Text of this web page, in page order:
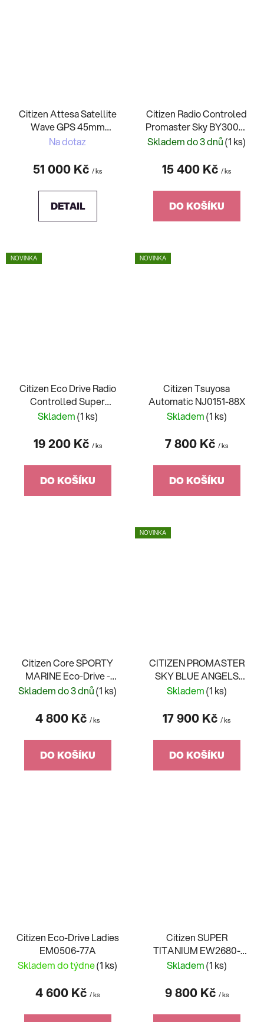
Citizen Attesa Satellite
Wave GPS 45mm
10ATM CC4074-61W
Na dotaz
51 000 Kč / ks
DETAIL
Citizen Radio Controled
Promaster Sky BY3006-
53H
Skladem do 3 dnů(1 ks)
15 400 Kč / ks
DO KOŠÍKU
NOVINKA
Citizen Eco Drive Radio
Controlled Super
Titanium AT8238-84M
Skladem(1 ks)
19 200 Kč / ks
DO KOŠÍKU
NOVINKA
Citizen Tsuyosa
Automatic NJ0151-88X
Skladem(1 ks)
7 800 Kč / ks
DO KOŠÍKU
Citizen Core SPORTY
MARINE Eco-Drive -
AW1816-89E
Skladem do 3 dnů(1 ks)
4 800 Kč / ks
DO KOŠÍKU
NOVINKA
CITIZEN PROMASTER
SKY BLUE ANGELS
JY8078-52L
Skladem(1 ks)
17 900 Kč / ks
DO KOŠÍKU
Citizen Eco-Drive Ladies
EM0506-77A
Skladem do týdne(1 ks)
4 600 Kč / ks
Citizen SUPER
TITANIUM EW2680-
84N
Skladem(1 ks)
9 800 Kč / ks